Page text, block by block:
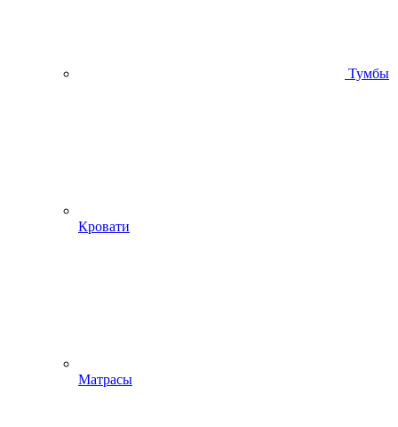
Тумбы
Кровати
Матрасы